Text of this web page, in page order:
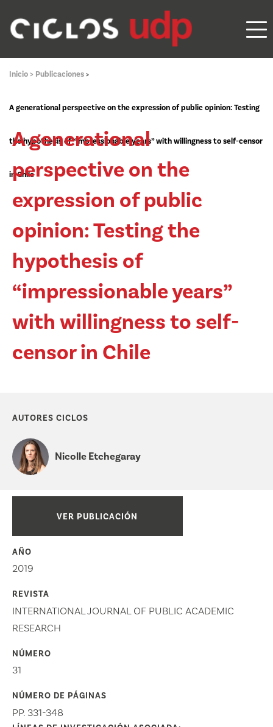
Inicio > Publicaciones >
A generational perspective on the expression of public opinion: Testing
the hypothesis of “impressionable years” with willingness to self-censor
in Chile
A generational
perspective on the
expression of public
opinion: Testing the
hypothesis of
“impressionable years”
with willingness to self-
censor in Chile
AUTORES CICLOS
Nicolle Etchegaray
VER PUBLICACIÓN
AÑO
2019
REVISTA
INTERNATIONAL JOURNAL OF PUBLIC ACADEMIC
RESEARCH
NÚMERO
31
NÚMERO DE PÁGINAS
PP. 331-348